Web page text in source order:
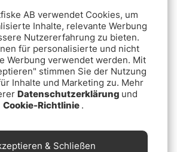
Rack
Avid Reload Accesory
Box
€36.90
AB verwendet Cookies, um
Inhalte, relevante Werbung
Nutzererfahrung zu bieten.
für personalisierte und nicht
Werbung verwendet werden. Mit
stimmen Sie der Nutzung
Inhalte und Marketing zu. Mehr
Datenschutzerklärung und
Cookie-Richtlinie .
& Schließen